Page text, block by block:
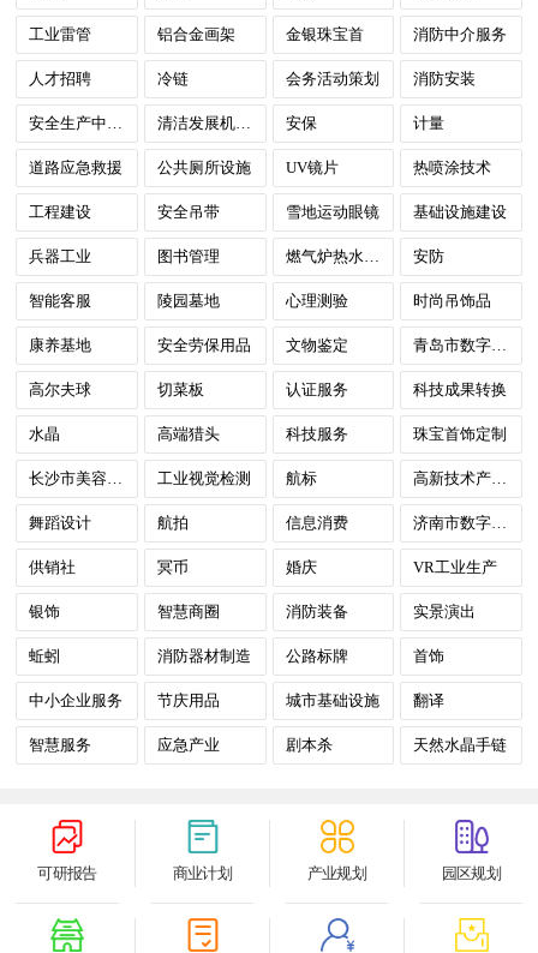
工业雷管 铝合金画架 金银珠宝首 消防中介服务
人才招聘 冷链 会务活动策划 消防安装
清洁发展机制(CDM) 安保 计量
道路应急救援 公共厕所设施 UV镜片 热喷涂技术
工程建设 安全吊带 雪地运动眼镜 基础设施建设
兵器工业 图书管理 安防
智能客服 陵园墓地 心理测验 时尚吊饰品
康养基地 安全劳保用品 文物鉴定
高尔夫球 切菜板 认证服务 科技成果转换
水晶 高端猎头 科技服务 珠宝首饰定制
工业视觉检测 航标
舞蹈设计 航拍 信息消费
供销社 冥币 婚庆 VR工业生产
银饰 智慧商圈 消防装备 实景演出
蚯蚓 消防器材制造 公路标牌 首饰
中小企业服务 节庆用品 城市基础设施 翻译
智慧服务 应急产业 剧本杀 天然水晶手链
可研报告 商业计划 产业规划 园区规划